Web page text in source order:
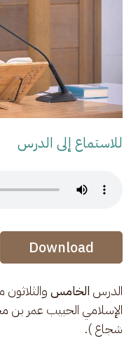
للاستماع إلى الدرس
Audio Stream
Audio Stream
Download
الدرس الخامس
الإسلامي الحبيب عمر بن
شجاع ).